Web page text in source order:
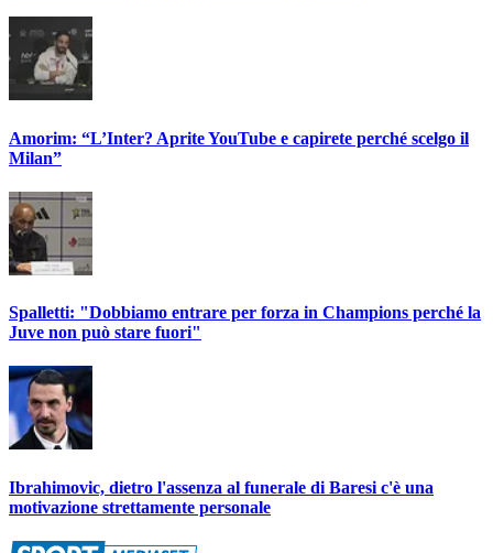
Amorim: “L’Inter? Aprite YouTube e capirete perché scelgo il
Milan”
Spalletti: "Dobbiamo entrare per forza in Champions perché la
Juve non può stare fuori"
Ibrahimovic, dietro l'assenza al funerale di Baresi c'è una
motivazione strettamente personale